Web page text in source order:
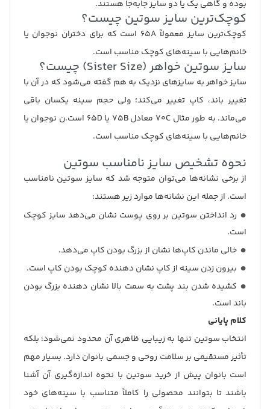
بوده و گاهی یک یا دو سایز جابه‌جا هستند.
کوچک‌ترین سایز سوتین چیست؟
کوچک‌ترین سایز معمولاً ۶۵A است که برای دختران نوجوان یا
خانم‌هایی با سینه‌های کوچک مناسب است.
سایز سوتین خواهر (Sister Size) چیست؟
سایز خواهر به سایزهای نزدیک به هم گفته می‌شود که در آن با
تغییر باند، کاپ تغییر می‌کند؛ ولی حجم سینه یکسان باقی
می‌ماند. به طور مثال ۷۰C معادل ۷۵B یا ۶۵D است.ن نوجوان یا
خانم‌هایی با سینه‌های کوچک مناسب است.
نحوه تشخیص سایز نامناسب سوتین
از برخی نشانه‌ها می‌توان متوجه شد که سایز سوتین نامناسب
است. از جمله این نشانه‌ها موارد زیر هستند:
رد انداختن سوتین بر روی پوست نشان می‌دهد سایز کوچک
است.
خالی ماندن کاپ‌ها نشان از بزرگ بودن کاپ می‌دهد.
بیرون زدن سینه از کاپ نشان دهنده کوچک بودن کاپ است.
کشیده شدن بند پشت به سمت بالا نشان دهنده بزرگ بودن
باند است.
کلام پایانی
انتخاب سوتین تنها به زیبایی ظاهری آن محدود نمی‌شود؛ بلکه
تأثیر مستقیمی بر سلامت روحی و جسمی بانوان دارد. بسیار مهم
است بانوان پیش از خرید سوتین با نحوه اندازه‌گیری آن آشنا
باشند تا بتوانند محصولی را کاملاً متناسب با سینه‌های خود